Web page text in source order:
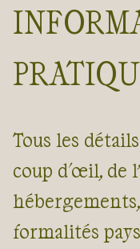
Tous les
coup d'œil, de
formalités